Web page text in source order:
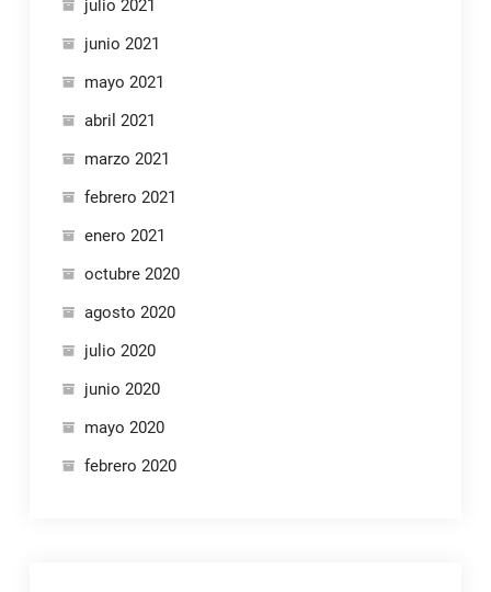
julio 2021
junio 2021
mayo 2021
abril 2021
marzo 2021
febrero 2021
enero 2021
octubre 2020
agosto 2020
julio 2020
junio 2020
mayo 2020
febrero 2020